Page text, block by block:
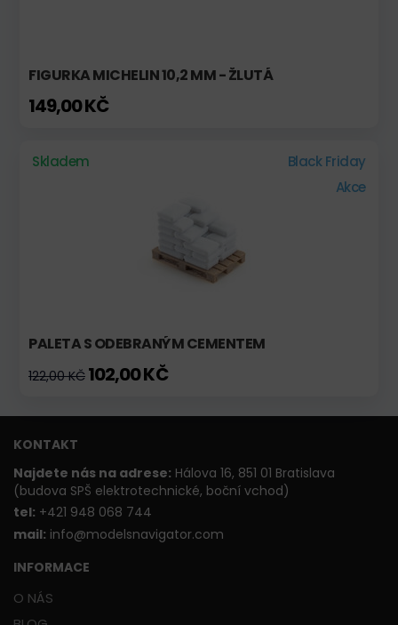
FIGURKA MICHELIN 10,2 MM - ŽLUTÁ
149,00 KČ
Skladem
Black Friday
Akce
PALETA S ODEBRANÝM CEMENTEM
122,00 KČ 102,00 KČ
KONTAKT
Najdete nás na adrese: Hálova 16, 851 01 Bratislava
(budova SPŠ elektrotechnické, boční vchod)
tel: +421 948 068 744
mail: info@modelsnavigator.com
INFORMACE
O NÁS